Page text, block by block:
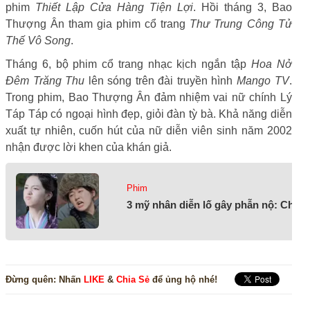
phim Thiết Lập Cửa Hàng Tiện Lợi. Hồi tháng 3, Bao
Thượng Ân tham gia phim cổ trang Thư Trung Công Tử
Thế Vô Song.
Tháng 6, bộ phim cổ trang nhạc kịch ngắn tập Hoa Nở
Đêm Trăng Thu lên sóng trên đài truyền hình Mango TV.
Trong phim, Bao Thượng Ân đảm nhiệm vai nữ chính Lý
Táp Táp có ngoại hình đẹp, giỏi đàn tỳ bà. Khả năng diễn
xuất tự nhiên, cuốn hút của nữ diễn viên sinh năm 2002
nhận được lời khen của khán giả.
Phim
3 mỹ nhân diễn lố gây phẫn nộ:
Đừng quên: Nhấn LIKE & Chia Sẻ để ủng hộ nhé!